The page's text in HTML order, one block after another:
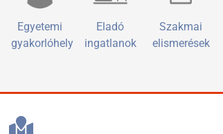
Egyetemi
gyakorlóhely
Eladó
ingatlanok
Szakmai
elismerések